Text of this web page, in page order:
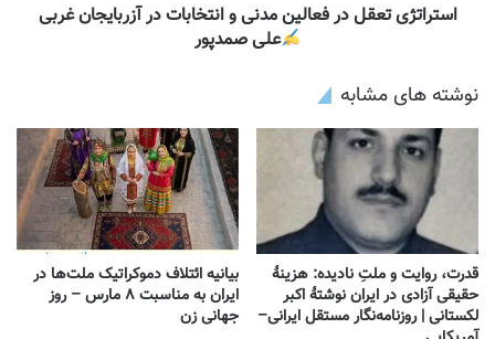
استراتژی تعقل در فعالین مدنی و انتخابات در آزربایجان غربی
علی صمدپور
نوشته های مشابه
قدرت، روایت و ملتِ نادیده: هزینهٔ
حقیقی آزادی در ایران نوشتهٔ اکبر
لکستانی | روزنامه‌نگار مستقل ایرانی–
بیانیه ائتلاف دموکراتیک ملت‌ها در
ایران به مناسبت ۸ مارس – روز
جهانی زن